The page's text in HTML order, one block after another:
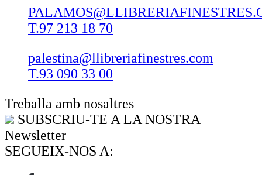
T.97 213 18 70
palestina@llibreriafinestres.com
T.93 090 33 00
Treballa amb nosaltres
SUBSCRIU-TE A LA NOSTRA
Newsletter
SEGUEIX-NOS A: